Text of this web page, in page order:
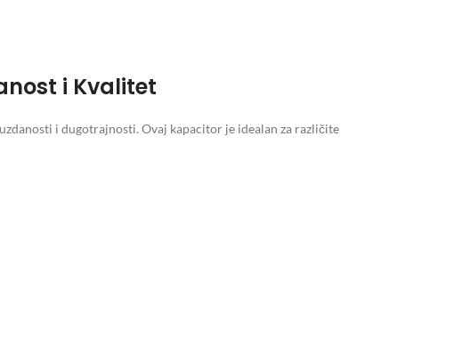
i Kvalitet
i dugotrajnosti. Ovaj kapacitor je idealan za različite